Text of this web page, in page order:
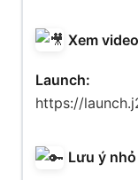
Xem
Launch:
https://
Lưu ý nhỏ